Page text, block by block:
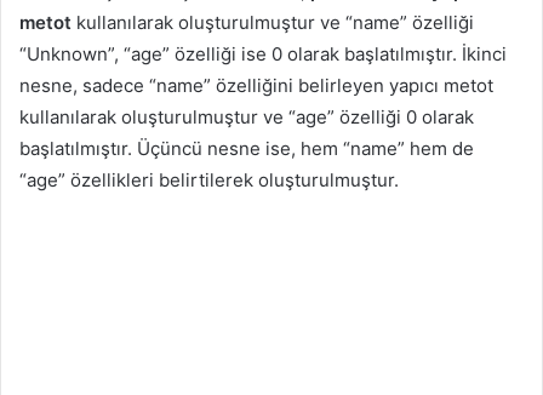
metot kullanılarak oluşturulmuştur ve “name” özelliği
“Unknown”, “age” özelliği ise 0 olarak başlatılmıştır. İkinci
nesne, sadece “name” özelliğini belirleyen yapıcı metot
kullanılarak oluşturulmuştur ve “age” özelliği 0 olarak
başlatılmıştır. Üçüncü nesne ise, hem “name” hem de
“age” özellikleri belirtilerek oluşturulmuştur.